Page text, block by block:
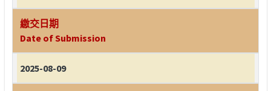
繳交日期
Date of Submission
2025-08-09